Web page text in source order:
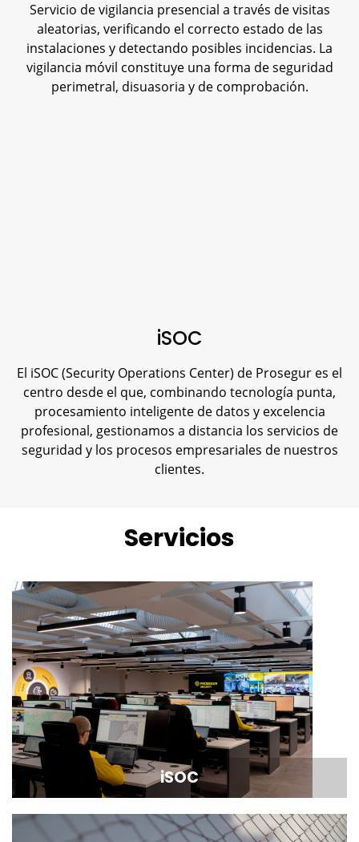
Servicio de vigilancia presencial a través de visitas
aleatorias, verificando el correcto estado de las
instalaciones y detectando posibles incidencias. La
vigilancia móvil constituye una forma de seguridad
perimetral, disuasoria y de comprobación.
iSOC
El iSOC (Security Operations Center) de Prosegur es el
centro desde el que, combinando tecnología punta,
procesamiento inteligente de datos y excelencia
profesional, gestionamos a distancia los servicios de
seguridad y los procesos empresariales de nuestros
clientes.
Servicios
iSOC